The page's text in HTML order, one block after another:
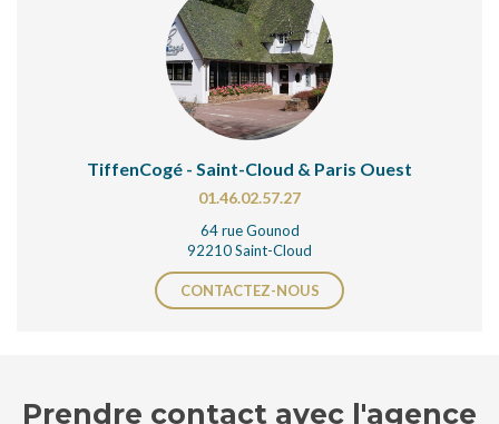
TiffenCogé - Saint-Cloud & Paris Ouest
01.46.02.57.27
64 rue Gounod
92210 Saint-Cloud
CONTACTEZ-NOUS
Prendre contact avec l'agence